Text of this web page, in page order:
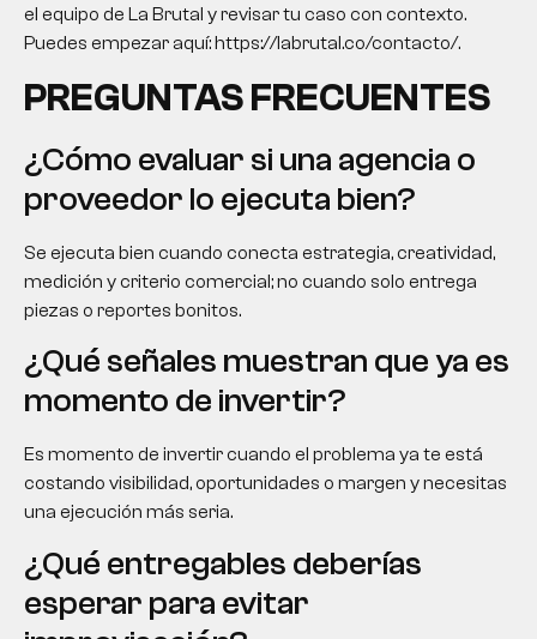
el equipo de La Brutal y revisar tu caso con contexto.
Puedes empezar aquí: https://labrutal.co/contacto/.
PREGUNTAS FRECUENTES
¿Cómo evaluar si una agencia o
proveedor lo ejecuta bien?
Se ejecuta bien cuando conecta estrategia, creatividad,
medición y criterio comercial; no cuando solo entrega
piezas o reportes bonitos.
¿Qué señales muestran que ya es
momento de invertir?
Es momento de invertir cuando el problema ya te está
costando visibilidad, oportunidades o margen y necesitas
una ejecución más seria.
¿Qué entregables deberías
esperar para evitar